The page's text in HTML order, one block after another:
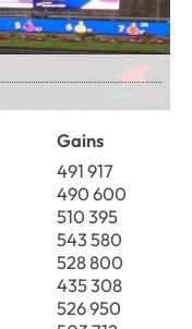
Gains
491 917
490 600
510 395
543 580
528 800
435 308
526 950